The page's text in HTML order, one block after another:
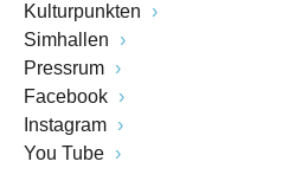
Kulturpunkten
Simhallen
Pressrum
Facebook
Instagram
You Tube